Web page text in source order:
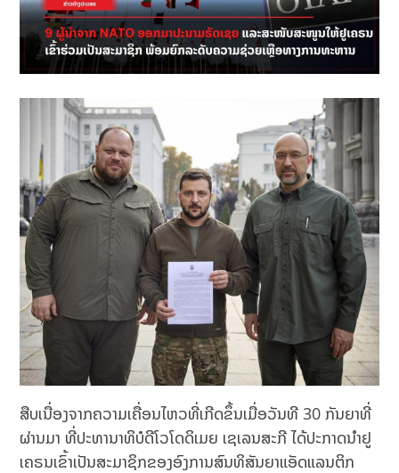
ສືບເນື່ອງຈາກຄວາມເຄື່ອນໄຫວທີ່ເກີດຂຶ້ນເມື່ອວັນທີ 30 ກັນຍາທີ່
ຜ່ານມາ ທີ່ປະທານາທິບໍດີໂວໂດດິເມຍ ເຊເລນສະກີ ໄດ້ປະກາດນໍາຢູ
ເຄຣນເຂົ້າເປັນສະມາຊິກຂອງອົງການສົນທິສັນຍາແອັດແລນຕິກ